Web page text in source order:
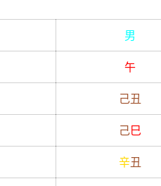
男
午
己丑
己巳
辛丑